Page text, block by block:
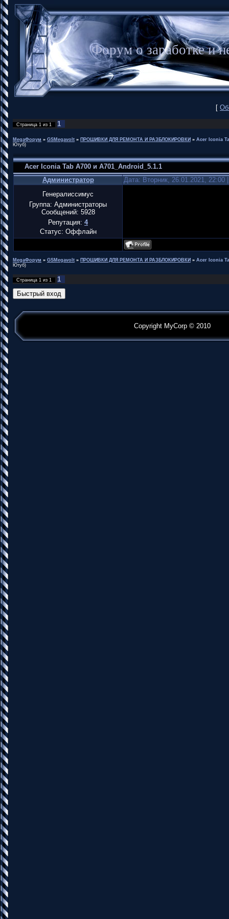
Форум о заработке
[
Страница 1 из 1 1
MegaФорум » GSMegavolt » ПРОШИВКИ ДЛЯ РЕМОНТА И РАЗБЛОКИРОВКИ » Acer Iconia
Ютуб)
Acer Iconia Tab A700 и A701_Android_5.1.1
Администратор
Дата: Вторник, 26.01.2021,
Генералиссимус
Группа: Администраторы
Сообщений: 5928
Репутация: 4
Статус: Оффлайн
MegaФорум » GSMegavolt » ПРОШИВКИ ДЛЯ РЕМОНТА И РАЗБЛОКИРОВКИ » Acer Iconia
Ютуб)
Страница 1 из 1 1
Copyright MyCorp © 2010